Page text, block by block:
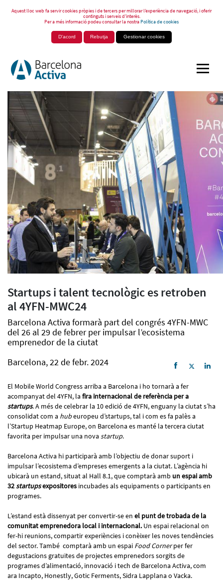
Aquest lloc web fa servir cookies pròpies i de tercers per millorar l’experiència de navegació, i oferir
continguts i serveis d’interès.
Per a més informació podeu consultar la nostraPolítica de cookies
D'acord Rebutja Gestionar cookies
Startups i talent tecnològic es retroben
al 4YFN-MWC24
Barcelona Activa formarà part del congrés 4YFN-MWC
del 26 al 29 de febrer per impulsar l’ecosistema
emprenedor de la ciutat
Barcelona, 22 de febr. 2024
El Mobile World Congress arriba a Barcelona i ho tornarà a fer
acompanyat del 4YFN, la fira internacional de referència per a
startups. A més de celebrar la 10 edició de 4YFN, enguany la ciutat s’ha
consolidat com a hubeuropeu d’startups, tal i com es fa palès a
l’Startup Heatmap Europe, on Barcelona es manté la tercera ciutat
favorita per impulsar una nova startup.
Barcelona Activa hi participarà amb l’objectiu de donar suport i
impulsar l’ecosistema d’empreses emergents a la ciutat. L’agència hi
ubicarà un estand, situat al Hall 8.1, que comptarà amb un espai amb
32startupsexpositores incubades als equipaments o participants en
programes.
L’estand està dissenyat per convertir-se en el punt de trobada de la
comunitat emprenedora local i internacional. Un espai relacional on
fer-hi reunions, compartir experiències i conèixer les noves tendències
del sector. També comptarà amb un espai Food Cornerper fer
degustacions gratuïtes de projectes emprenedors sorgits de
programes d’alimentació, innovació i tech de Barcelona Activa, com
ara Incapto, Honestly, Gotic Ferments, Sidra Lapplana o Vacka.